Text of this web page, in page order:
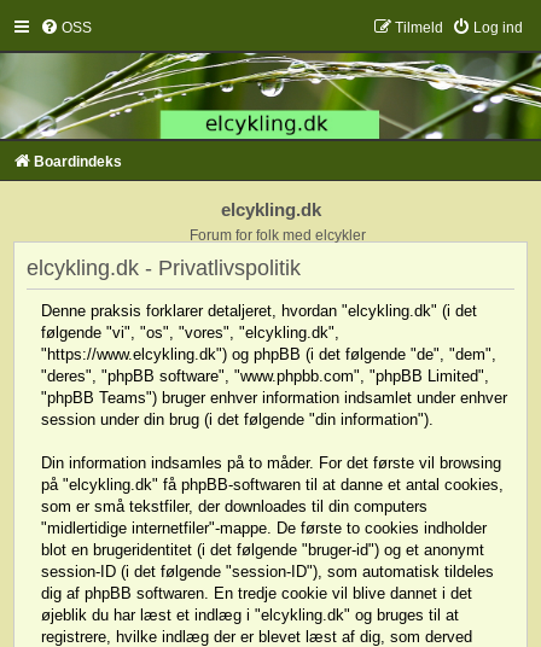
OSS Log ind
Tilmeld
Boardindeks
elcykling.dk
Forum for folk med elcykler
elcykling.dk - Privatlivspolitik
Denne praksis forklarer detaljeret, hvordan "elcykling.dk" (i det
følgende "vi", "os", "vores", "elcykling.dk",
"https://www.elcykling.dk") og phpBB (i det følgende "de", "dem",
"deres", "phpBB software", "www.phpbb.com", "phpBB Limited",
"phpBB Teams") bruger enhver information indsamlet under enhver
session under din brug (i det følgende "din information").
Din information indsamles på to måder. For det første vil browsing
på "elcykling.dk" få phpBB-softwaren til at danne et antal cookies,
som er små tekstfiler, der downloades til din computers
"midlertidige internetfiler"-mappe. De første to cookies indholder
blot en brugeridentitet (i det følgende "bruger-id") og et anonymt
session-ID (i det følgende "session-ID"), som automatisk tildeles
dig af phpBB softwaren. En tredje cookie vil blive dannet i det
øjeblik du har læst et indlæg i "elcykling.dk" og bruges til at
registrere, hvilke indlæg der er blevet læst af dig, som derved